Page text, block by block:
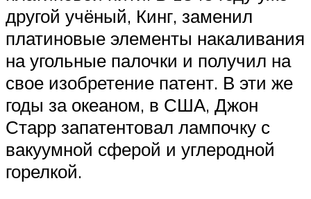
другой учёный, Кинг, заменил
платиновые элементы накаливания
на угольные палочки и получил на
свое изобретение патент. В эти же
годы за океаном, в США, Джон
Старр запатентовал лампочку с
вакуумной сферой и углеродной
горелкой.